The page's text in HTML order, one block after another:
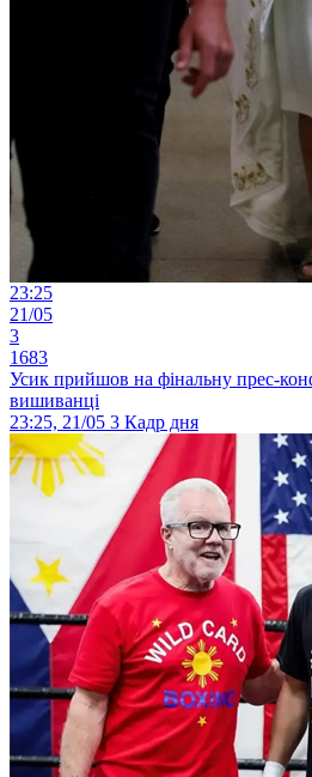
23:25
21/05
3
1683
Усик прийшов на фінальну прес-
вишиванці
23:25, 21/05 3 Кадр дня